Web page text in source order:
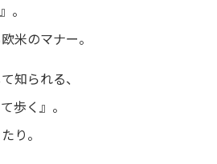
。
米のマナー。
知られる、
歩く』。
り。